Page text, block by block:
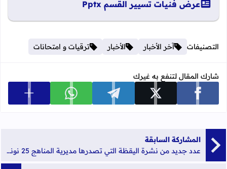
عرض فنيات تسيير القسم Pptx
التصنيفات آخر الأخبار الأخبار ترقيات و امتحانات
شارك المقال لتنفع به غيرك
شارك على facebook شارك على x شارك على telegram شارك على whatsapp عرض
المشاركة السابقة
عدد جديد من نشرة اليقظة التي تصدرها مديرية المناهج 25 نونبر2017